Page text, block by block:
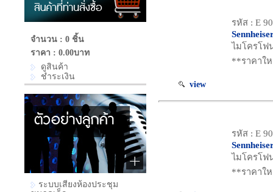
จำนวน : 0 ชิ้น
ราคา : 0.00บาท
ดูสินค้า
ชำระเงิน
ระบบเสียงห้องประชุม
view
รหัส : E
ไมโครโฟ
**ราคาใ
รหัส : E
ไมโครโฟ
**ราคาใ